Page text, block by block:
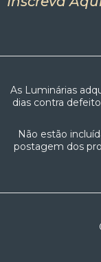
As Luminárias
dias contra
Não estão
postagem dos